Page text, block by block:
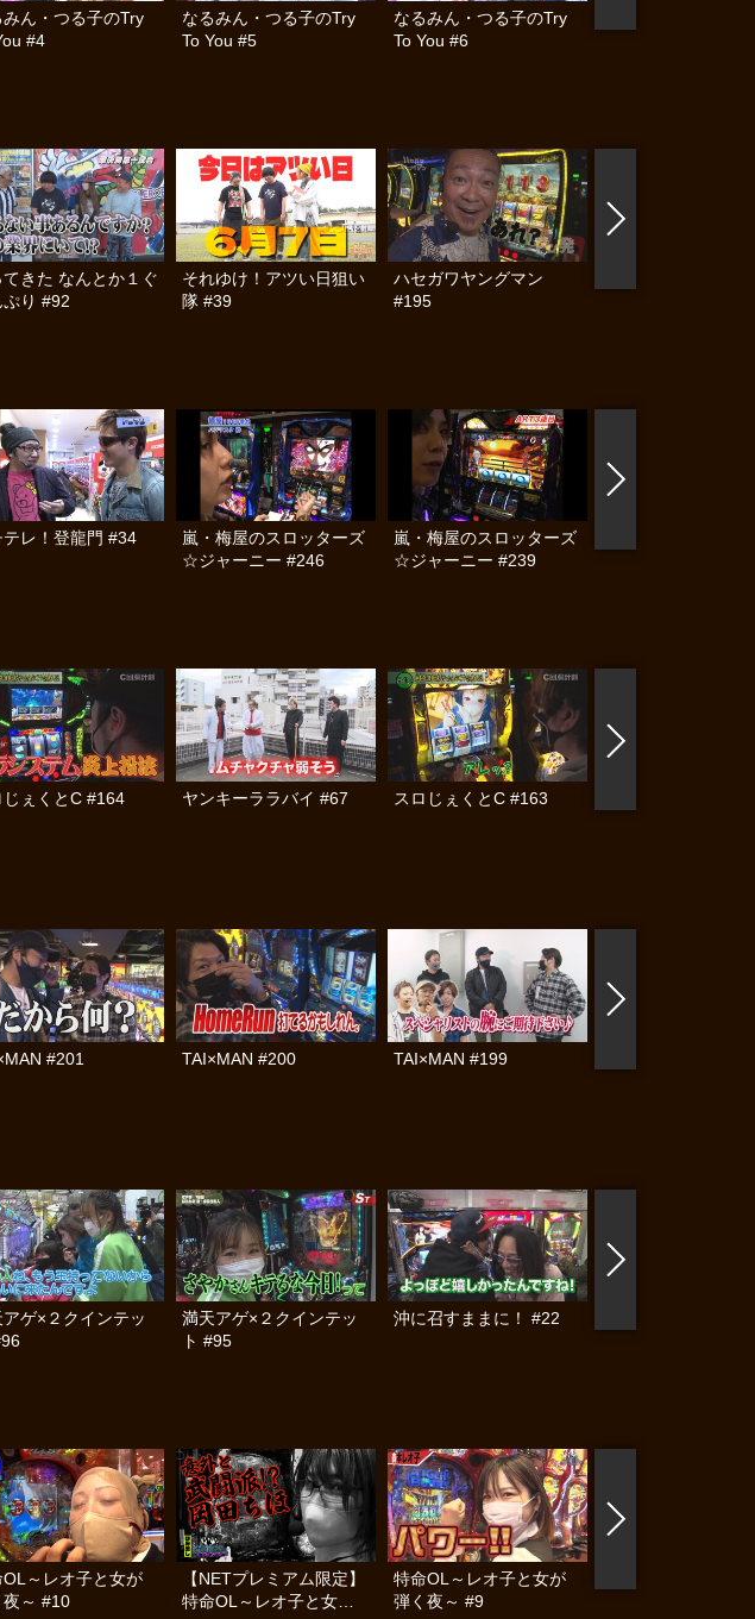
みん・つる子のTry
#4
なるみん・つる子のTry
To You #5
なるみん・つる子のTry
To You #6
てきた なんとか１ぐ
ぷり #92
それゆけ！アツい日狙い
隊 #39
ハセガワヤングマン
#195
テレ！登龍門 #34
嵐・梅屋のスロッターズ
☆ジャーニー #246
嵐・梅屋のスロッターズ
☆ジャーニー #239
じぇくとC #164 ヤンキーララバイ #67 スロじぇくとC #163
#201 TAI×MAN #200 TAI×MAN #199
ゲ×２クインテッ
満天アゲ×２クインテッ
ト #95
沖に召すままに！ #22
OL～レオ子と女が
夜～ #10
【NETプレミアム限定】
特命OL～レオ子と女が
特命OL～レオ子と女が
弾く夜～ #9